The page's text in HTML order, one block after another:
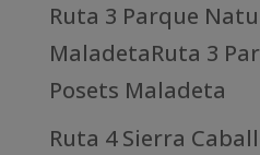
Ruta 3 Parque
MaladetaRuta 3
Posets Maladeta
Ruta 4 Sierra